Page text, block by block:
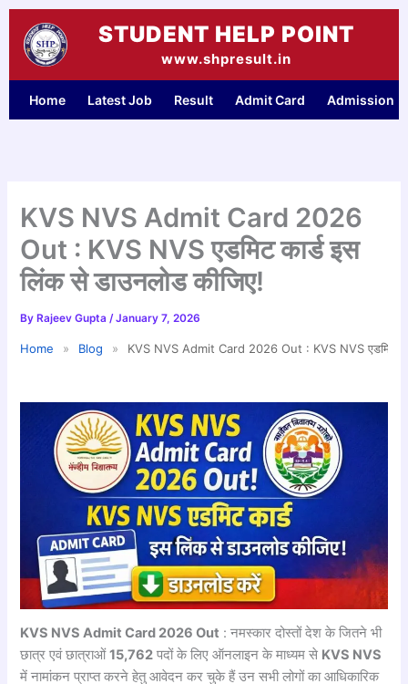
Skip
content
STUDENT HELP POINT
www.shpresult.in
Home Latest Job Result Admit Card Admission
KVS NVS Admit Card 2026
Out : KVS NVS एडमिट कार्ड इस
लिंक से डाउनलोड कीजिए!
By Rajeev Gupta/January 7, 2026
Home » Blog » KVS NVS Admit Card 2026 Out : KVS NVS एडमिट
KVS NVS Admit Card 2026 Out : नमस्कार दोस्तों देश के जितने भी
छात्र एवं छात्राओं15,762 पदों के लिए ऑनलाइन के माध्यम से KVS NVS
में नामांकन प्राप्त करने हेतु आवेदन कर चुके हैं उन सभी लोगों का आधिकारिक